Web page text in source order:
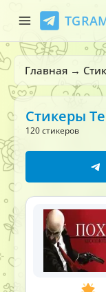
Главная
Стикеры
Эмодзи
Боты
Главная →
Стикеры
120 стикеров